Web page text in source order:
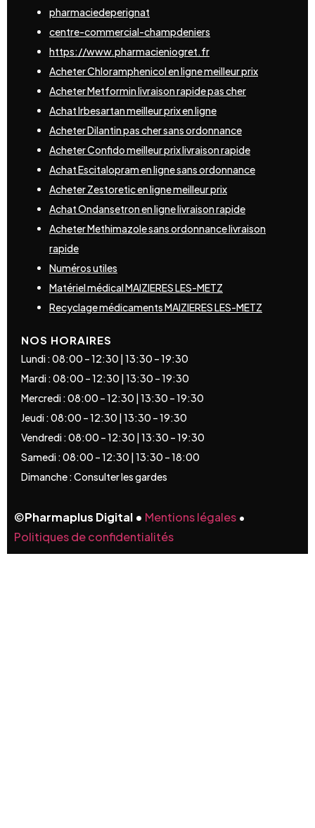
pharmaciedeperignat
centre-commercial-champdeniers
https://www.pharmacieniogret.fr
Acheter Chloramphenicol en ligne meilleur prix
Acheter Metformin livraison rapide pas cher
Achat Irbesartan meilleur prix en ligne
Acheter Dilantin pas cher sans ordonnance
Acheter Confido meilleur prix livraison rapide
Achat Escitalopram en ligne sans ordonnance
Acheter Zestoretic en ligne meilleur prix
Achat Ondansetron en ligne livraison rapide
Acheter Methimazole sans ordonnance livraison
rapide
Numéros utiles
Matériel médical MAIZIERES LES-METZ
Recyclage médicaments MAIZIERES LES-METZ
NOS HORAIRES
Lundi : 08:00 – 12:30 | 13:30 – 19:30
Mardi : 08:00 – 12:30 | 13:30 – 19:30
Mercredi : 08:00 – 12:30 | 13:30 – 19:30
Jeudi : 08:00 – 12:30 | 13:30 – 19:30
Vendredi : 08:00 – 12:30 | 13:30 – 19:30
Samedi : 08:00 – 12:30 | 13:30 – 18:00
Dimanche : Consulter les gardes
©Pharmaplus Digital • Mentions légales •
Politiques de confidentialités